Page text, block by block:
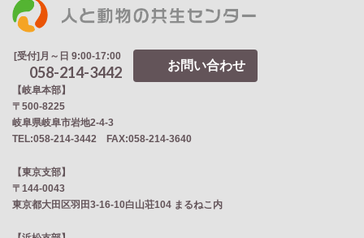
[受付]月～日 9:00-17:00
058-214-3442 お問い合わせ
【岐阜本部】
〒500-8225
岐阜県岐阜市岩地2‐4‐3
TEL:058-214-3442 FAX:058-214-3640
【東京支部】
〒144-0043
東京都大田区羽田3-16-10白山荘104 まるねこ内